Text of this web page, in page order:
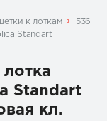
к лоткам
536
Standart
Standart
кл.